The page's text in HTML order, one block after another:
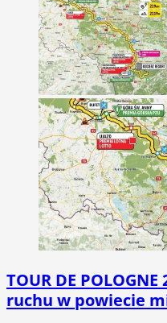
TOUR DE
ruchu w powiecie